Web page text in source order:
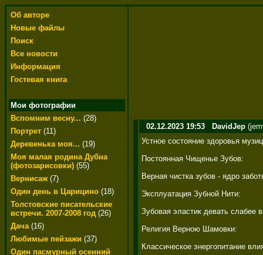
Об авторе
Новые файлы
Поиск
Все новости
Информация
Гостевая книга
Мои фотографии
Вспомним весну... (28)
Портрет (11)
Деревенька моя... (19)
Моя малая родина Дубна
(фотозарисовки) (55)
Вернисаж (7)
Один день в Царицино (18)
Толстовские писательские
встречи. 2007-2008 год (26)
Дача(16)
Любимые пейзажи (37)
Один пасмурный осенний
02.12.2023 19:53 DavidJep
Устное состояние здоровья
Постоянная Чищенье Зубов:
Верная чистка зубов - ядро
Эксплуатация Зубной Нити:
Зубовая эластик девать слабее
Религия Верною Шамовки:
Классическое энергопитание